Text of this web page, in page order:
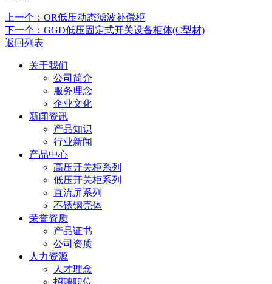
上一个：OR低压动态滤波补偿柜
下一个：GGD低压固定式开关设备柜体(C型材)
返回列表
关于我们
公司简介
服务理念
企业文化
新闻资讯
产品知识
行业新闻
产品中心
高压开关柜系列
低压开关柜系列
直流屏系列
不锈钢壳体
荣誉资质
产品证书
公司资质
人力资源
人才理念
招聘职位